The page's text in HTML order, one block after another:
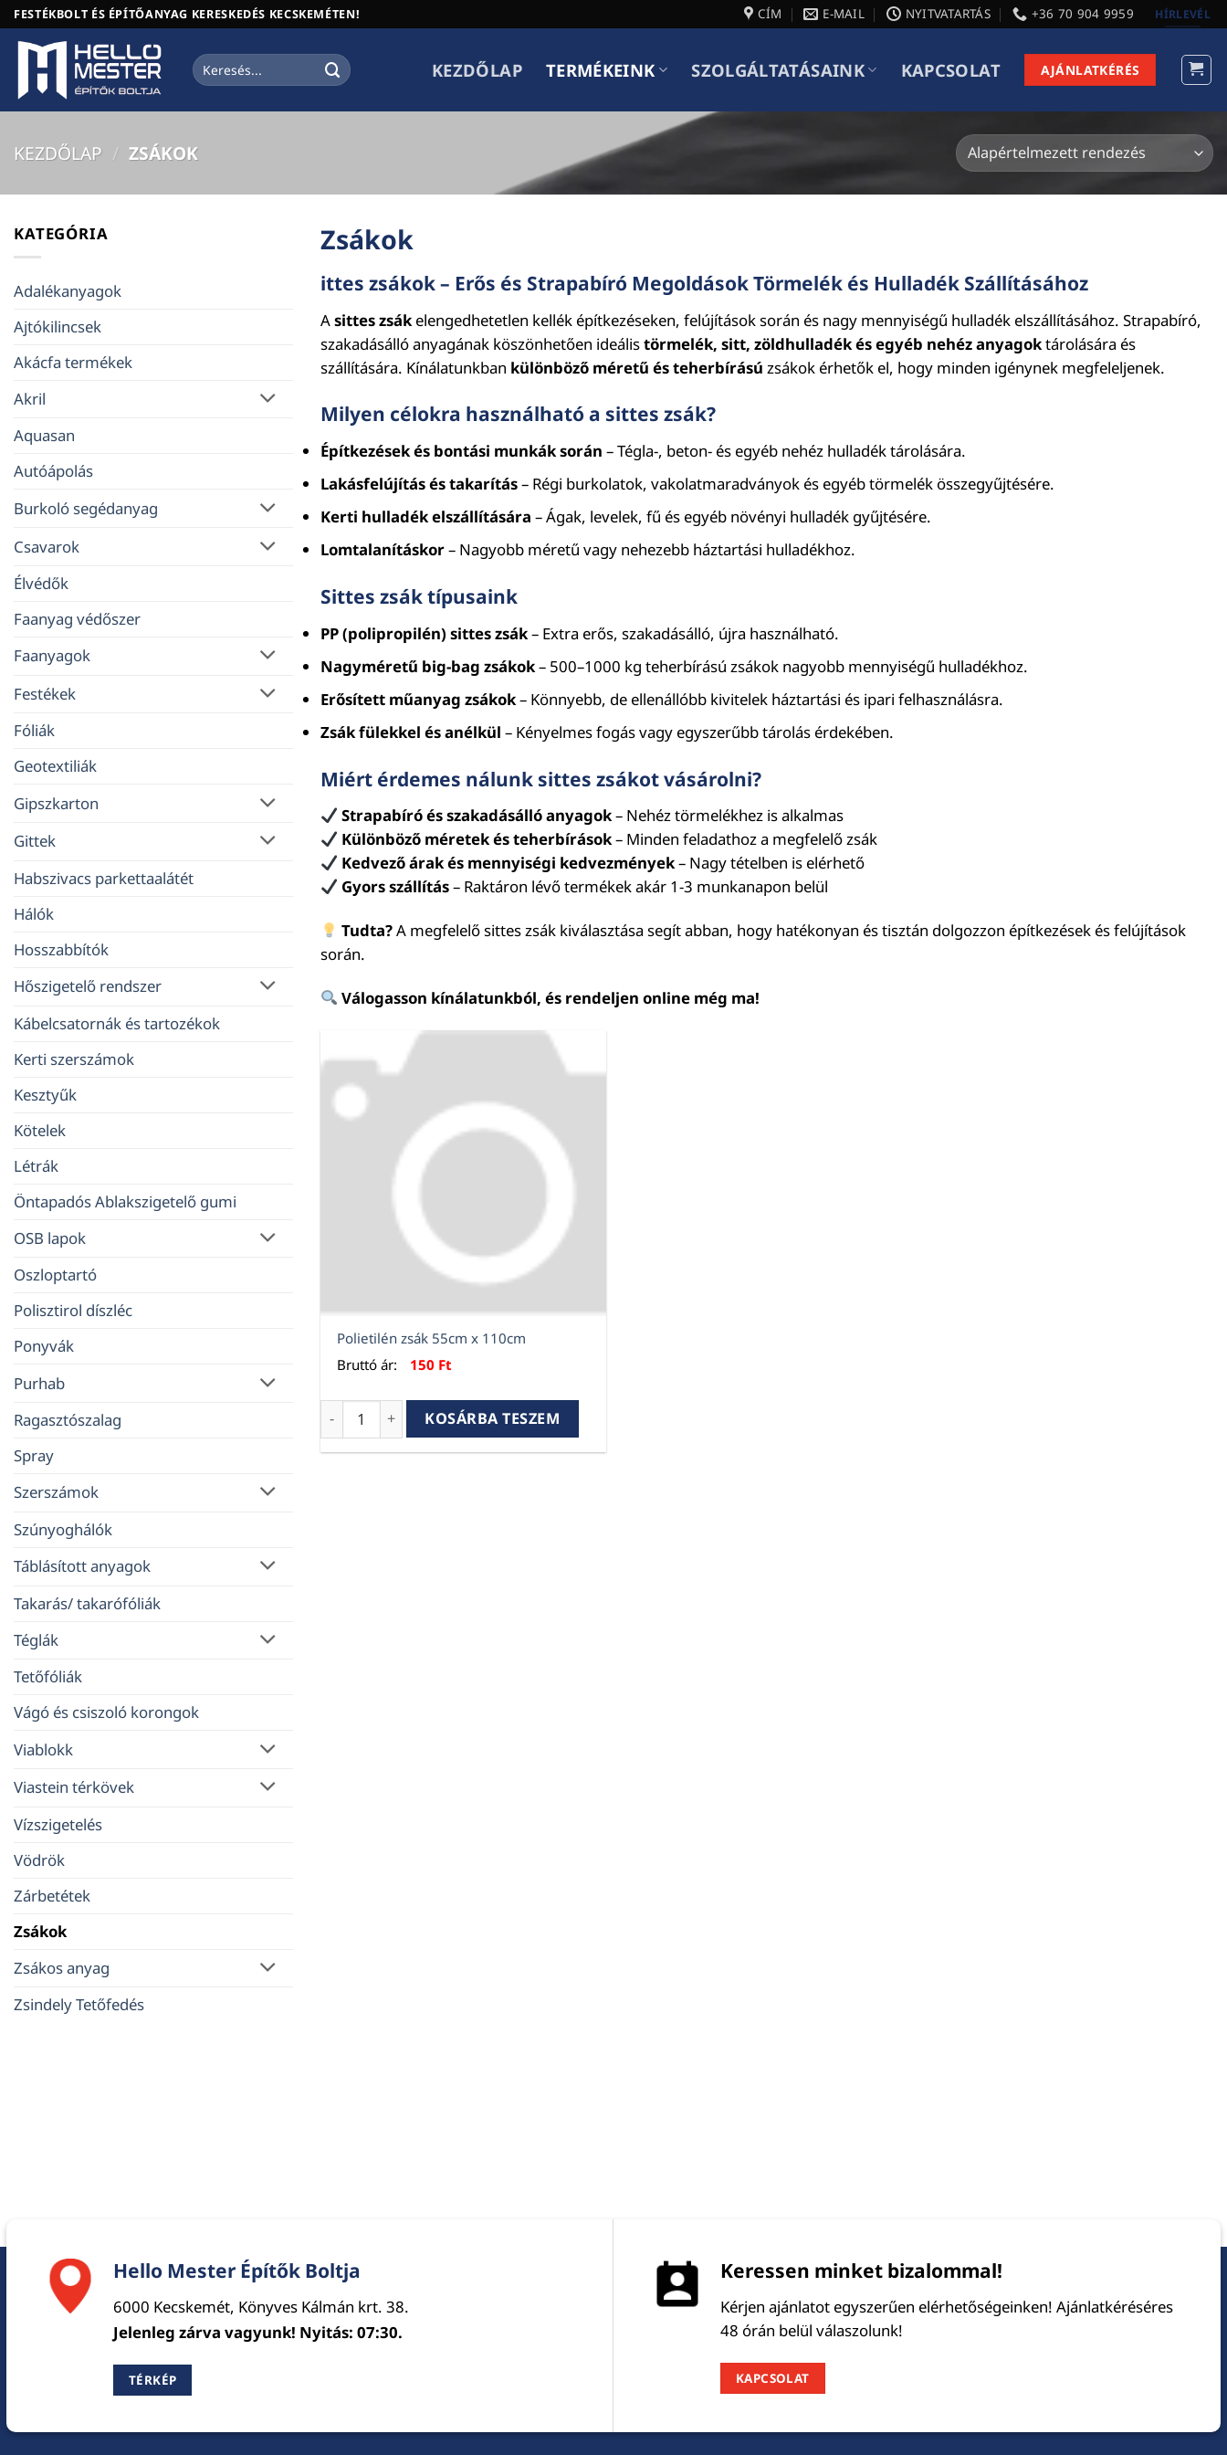
Skip
to
content
FESTÉKBOLT ÉS ÉPÍTŐANYAG KERESKEDÉS KECSKEMÉTEN! CÍM E-MAIL NYITVATARTÁS +36 70 904 9959 HÍRLEVÉL
Keresés
a
KEZDŐLAP TERMÉKEINK SZOLGÁLTATÁSAINK KAPCSOLAT AJÁNLATKÉRÉS
KEZDŐLAP / ZSÁKOK
KATEGÓRIA
Adalékanyagok
Ajtókilincsek
Akácfa termékek
Akril
Aquasan
Autóápolás
Burkoló segédanyag
Csavarok
Élvédők
Faanyag védőszer
Faanyagok
Festékek
Fóliák
Geotextiliák
Gipszkarton
Gittek
Habszivacs parkettaalátét
Hálók
Hosszabbítók
Hőszigetelő rendszer
Kábelcsatornák és tartozékok
Kerti szerszámok
Kesztyűk
Kötelek
Létrák
Öntapadós Ablakszigetelő gumi
OSB lapok
Oszloptartó
Polisztirol díszléc
Ponyvák
Purhab
Ragasztószalag
Spray
Szerszámok
Szúnyoghálók
Táblásított anyagok
Takarás/ takarófóliák
Téglák
Tetőfóliák
Vágó és csiszoló korongok
Viablokk
Viastein térkövek
Vízszigetelés
Vödrök
Zárbetétek
Zsákok
Zsákos anyag
Zsindely Tetőfedés
Zsákok
ittes zsákok – Erős és Strapabíró Megoldások Törmelék és Hulladék Szállításához
Asittes zsákelengedhetetlen kellék építkezéseken, felújítások során és nagy mennyiségű hulladék elszállításához. Strapabíró,
szakadásálló anyagának köszönhetően ideálistörmelék, sitt, zöldhulladék és egyéb nehéz anyagoktárolására és
szállítására. Kínálatunkban különböző méretű és teherbírású zsákok érhetők el, hogy minden igénynek megfeleljenek.
Milyen célokra használható a sittes zsák?
Építkezések és bontási munkák során – Tégla-, beton- és egyéb nehéz hulladék tárolására.
Lakásfelújítás és takarítás– Régi burkolatok, vakolatmaradványok és egyéb törmelék összegyűjtésére.
Kerti hulladék elszállítására – Ágak, levelek, fű és egyéb növényi hulladék gyűjtésére.
Lomtalanításkor– Nagyobb méretű vagy nehezebb háztartási hulladékhoz.
Sittes zsák típusaink
PP (polipropilén) sittes zsák– Extra erős, szakadásálló, újra használható.
Nagyméretű big-bag zsákok– 500–1000 kg teherbírású zsákok nagyobb mennyiségű hulladékhoz.
Erősített műanyag zsákok– Könnyebb, de ellenállóbb kivitelek háztartási és ipari felhasználásra.
Zsák fülekkel és anélkül – Kényelmes fogás vagy egyszerűbb tárolás érdekében.
Miért érdemes nálunk sittes zsákot vásárolni?
Strapabíró és szakadásálló anyagok– Nehéz törmelékhez is alkalmas
Különböző méretek és teherbírások– Minden feladathoz a megfelelő zsák
Kedvező árak és mennyiségi kedvezmények– Nagy tételben is elérhető
Gyors szállítás– Raktáron lévő termékek akár 1-3 munkanapon belül
Tudta?A megfelelő sittes zsák kiválasztása segít abban, hogy hatékonyan és tisztán dolgozzon építkezések és felújítások
során.
Válogasson kínálatunkból, és rendeljen online még ma!
Polietilén zsák 55cm x 110cm
Bruttó ár:
150 Ft
Polietilén zsák 55cm x 110cm mennyiség
KOSÁRBA TESZEM
Hello Mester Építők Boltja
6000 Kecskemét, Könyves Kálmán krt. 38.
Jelenleg zárva vagyunk! Nyitás: 07:30.
TÉRKÉP
Keressen minket bizalommal!
Kérjen ajánlatot egyszerűen elérhetőségeinken! Ajánlatkéréséres
48 órán belül válaszolunk!
KAPCSOLAT